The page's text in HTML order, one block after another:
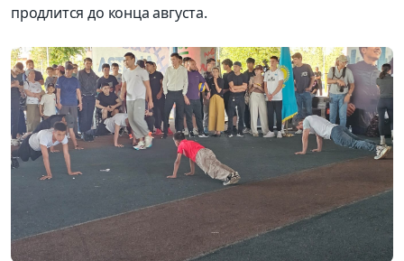
продлится до конца августа.